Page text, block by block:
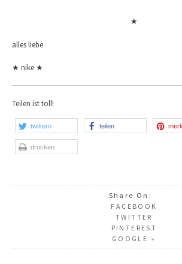
★
alles liebe
★ nike ★
Teilen ist toll!
twittern teilen
drucken
Share On:
FACEBOOK
TWITTER
PINTEREST
GOOGLE +